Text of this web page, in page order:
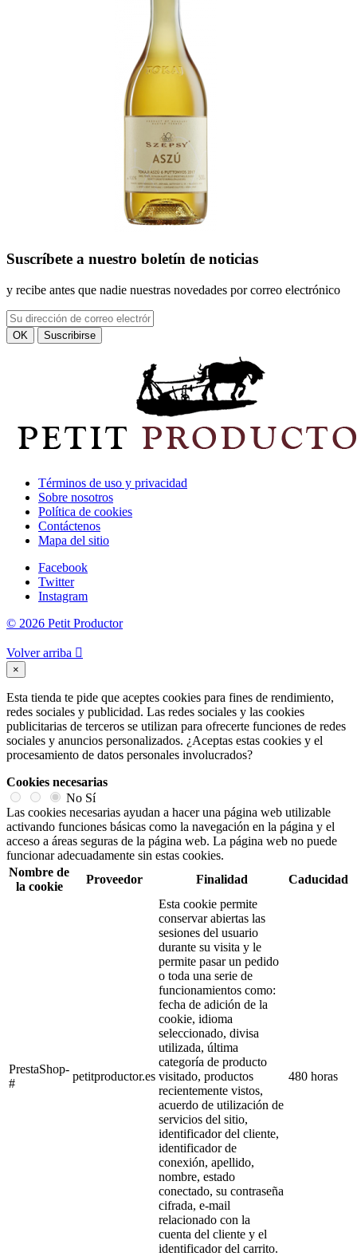
Suscríbete a nuestro boletín de noticias
y recibe antes que nadie nuestras novedades por correo electrónico
Términos de uso y privacidad
Sobre nosotros
Política de cookies
Contáctenos
Mapa del sitio
Facebook
Twitter
Instagram
© 2026 Petit Productor
Volver arriba 
×
Esta tienda te pide que aceptes cookies para fines de rendimiento,
redes sociales y publicidad. Las redes sociales y las cookies
publicitarias de terceros se utilizan para ofrecerte funciones de redes
sociales y anuncios personalizados. ¿Aceptas estas cookies y el
procesamiento de datos personales involucrados?
Cookies necesarias
No Sí
Las cookies necesarias ayudan a hacer una página web utilizable
activando funciones básicas como la navegación en la página y el
acceso a áreas seguras de la página web. La página web no puede
funcionar adecuadamente sin estas cookies.
Nombre de
la cookie
Proveedor Finalidad Caducidad
PrestaShop-
#
petitproductor.es
Esta cookie permite
conservar abiertas las
sesiones del usuario
durante su visita y le
permite pasar un pedido
o toda una serie de
funcionamientos como:
fecha de adición de la
cookie, idioma
seleccionado, divisa
utilizada, última
categoría de producto
visitado, productos
recientemente vistos,
acuerdo de utilización de
servicios del sitio,
identificador del cliente,
identificador de
conexión, apellido,
nombre, estado
conectado, su contraseña
cifrada, e-mail
relacionado con la
cuenta del cliente y el
identificador del carrito.
480 horas